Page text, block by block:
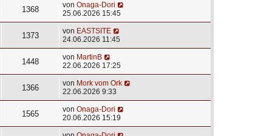
1368 von Onaga-Dori
25.06.2026 15:45
1373 von EASTSITE
24.06.2026 11:45
1448 von MartinB
22.06.2026 17:25
1366 von Mork vom Ork
22.06.2026 9:33
1565 von Onaga-Dori
20.06.2026 15:19